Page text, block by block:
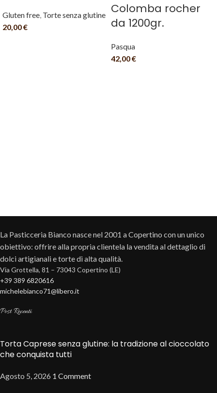
Gluten free, Torte senza glutine
20,00€
Colomba rocher
da 1200gr.
Pasqua
42,00€
La Pasticceria Bianco nasce nel 2001 a Copertino con un unico
obiettivo: offrire alla propria clientela la vendita al dettaglio di
dolci artigianali e torte di alta qualità.
Via Grottella, 81 – 73043 Copertino (LE)
+39 389 6820616
michelebianco71@libero.it
Post Recenti
Torta Caprese senza glutine: la tradizione al cioccolato
che conquista tutti
Agosto 5, 2026 1 Comment